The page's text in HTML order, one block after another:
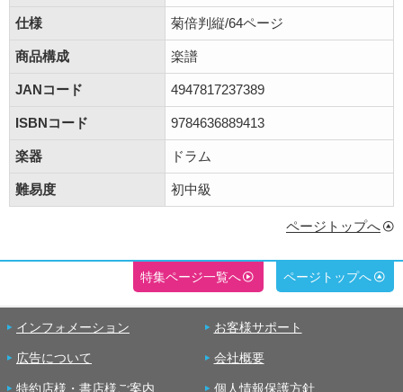
仕様 菊倍判縦/64ページ
商品構成 楽譜
JANコード 4947817237389
ISBNコード 9784636889413
楽器 ドラム
難易度 初中級
ページトップへ
特集ページ一覧へ ページトップへ
インフォメーション お客様サポート
広告について 会社概要
特約店様・書店様ご案内 個人情報保護方針